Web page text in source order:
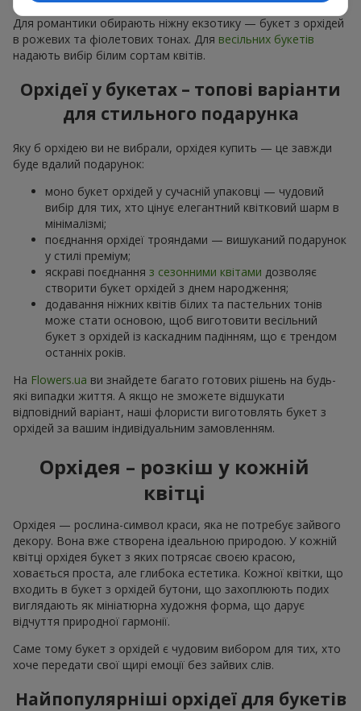
Для романтики обирають ніжну екзотику — букет з орхідей
в рожевих та фіолетових тонах. Для весільних букетів
надають вибір білим сортам квітів.
Орхідеї у букетах – топові варіанти
для стильного подарунка
Яку б орхідею ви не вибрали, орхідея купить — це завжди
буде вдалий подарунок:
моно букет орхідей у сучасній упаковці — чудовий
вибір для тих, хто цінує елегантний квітковий шарм в
мінімалізмі;
поєднання орхідеї трояндами — вишуканий подарунок
у стилі преміум;
яскраві поєднання з сезонними квітами дозволяє
створити букет орхідей з днем народження;
додавання ніжних квітів білих та пастельних тонів
може стати основою, щоб виготовити весільний
букет з орхідей із каскадним падінням, що є трендом
останніх років.
На Flowers.ua ви знайдете багато готових рішень на будь-
які випадки життя. А якщо не зможете відшукати
відповідний варіант, наші флористи виготовлять букет з
орхідей за вашим індивідуальним замовленням.
Орхідея – розкіш у кожній
квітці
Орхідея — рослина-символ краси, яка не потребує зайвого
декору. Вона вже створена ідеальною природою. У кожній
квітці орхідея букет з яких потрясає своєю красою,
ховається проста, але глибока естетика. Кожної квітки, що
входить в букет з орхідей бутони, що захоплюють подих
виглядають як мініатюрна художня форма, що дарує
відчуття природної гармонії.
Саме тому букет з орхідей є чудовим вибором для тих, хто
хоче передати свої щирі емоції без зайвих слів.
Найпопулярніші орхідеї для букетів